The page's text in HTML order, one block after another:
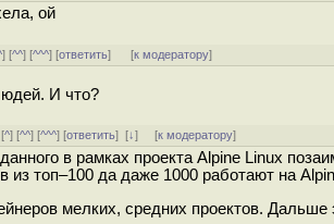
ой
] [^^] [^^^] [ответить] [к модератору]
И что?
^] [^^] [^^^] [ответить][↓] [к модератору]
в рамках проекта Alpine Linux
из топ–100 да даже 1000 работают на
мелких, средних проектов. Дальше